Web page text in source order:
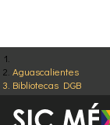
Aguascalientes
Bibliotecas DGB